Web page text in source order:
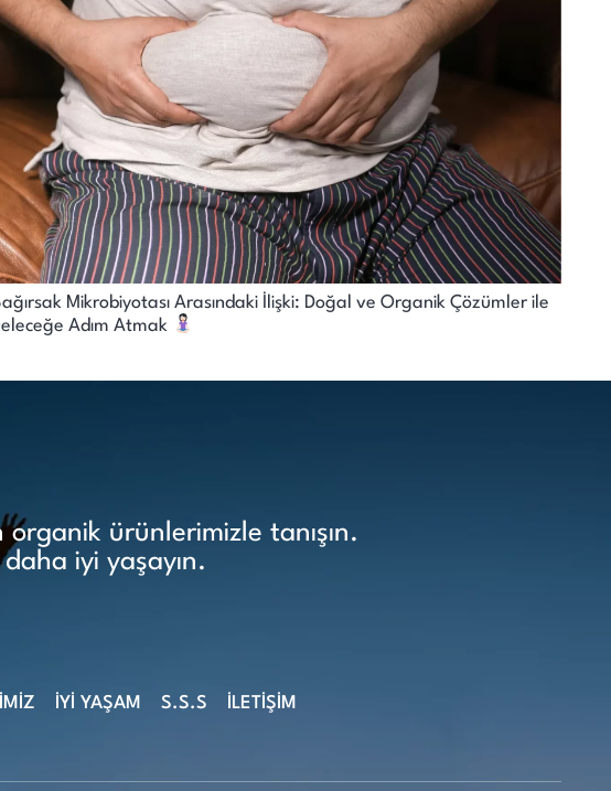
Mikrobiyotası Arasındaki İlişki: Doğal ve Organik Çözümler ile
Adım Atmak
ürünlerimizle tanışın.
iyi yaşayın.
İYİ YAŞAM S.S.S İLETİŞİM